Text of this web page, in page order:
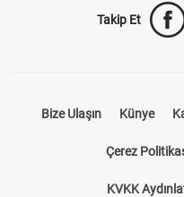
Takip Et
Bize Ulaşın Künye
Çerez
KVKK